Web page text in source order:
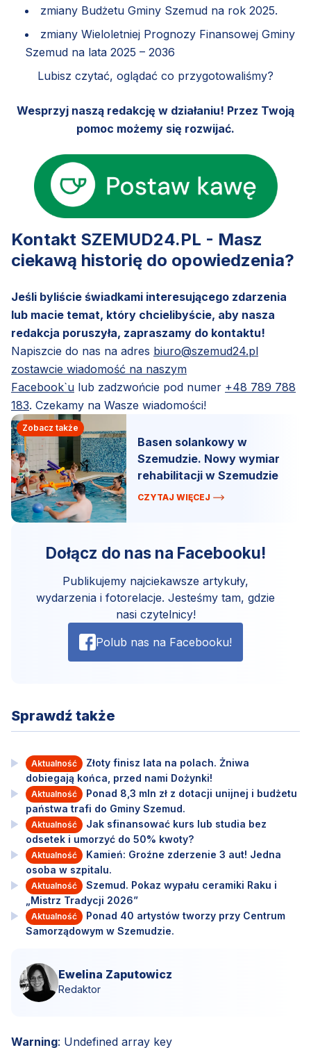
zmiany Budżetu Gminy Szemud na rok 2025.
zmiany Wieloletniej Prognozy Finansowej Gminy
Szemud na lata 2025 – 2036
Lubisz czytać, oglądać co przygotowaliśmy?
Wesprzyj naszą redakcję w działaniu! Przez Twoją
pomoc możemy się rozwijać.
Kontakt SZEMUD24.PL - Masz
ciekawą historię do opowiedzenia?
Jeśli byliście świadkami interesującego zdarzenia
lub macie temat, który chcielibyście, aby nasza
redakcja poruszyła, zapraszamy do kontaktu!
Napiszcie do nas na adres biuro@szemud24.pl
zostawcie wiadomość na naszym
Facebook`u lub zadzwońcie pod numer +48 789 788
183. Czekamy na Wasze wiadomości!
Zobacz także
Basen solankowy w
Szemudzie. Nowy wymiar
rehabilitacji w Szemudzie
CZYTAJ WIĘCEJ
Dołącz do nas na Facebooku!
Publikujemy najciekawsze artykuły,
wydarzenia i fotorelacje. Jesteśmy tam, gdzie
nasi czytelnicy!
Polub nas na Facebooku!
Sprawdź także
Aktualność
Złoty finisz lata na polach. Żniwa
dobiegają końca, przed nami Dożynki!
Aktualność
Ponad 8,3 mln zł z dotacji unijnej i budżetu
państwa trafi do Gminy Szemud.
Aktualność
Jak sfinansować kurs lub studia bez
odsetek i umorzyć do 50% kwoty?
Aktualność
Kamień: Groźne zderzenie 3 aut! Jedna
osoba w szpitalu.
Aktualność
Szemud. Pokaz wypału ceramiki Raku i
„Mistrz Tradycji 2026”
Aktualność
Ponad 40 artystów tworzy przy Centrum
Samorządowym w Szemudzie.
Ewelina Zaputowicz
Redaktor
Warning: Undefined array key